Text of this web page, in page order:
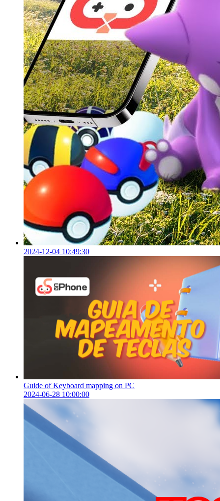
2024-12-04 10:49:30
Guide of Keyboard mapping on PC
2024-06-28 10:00:00